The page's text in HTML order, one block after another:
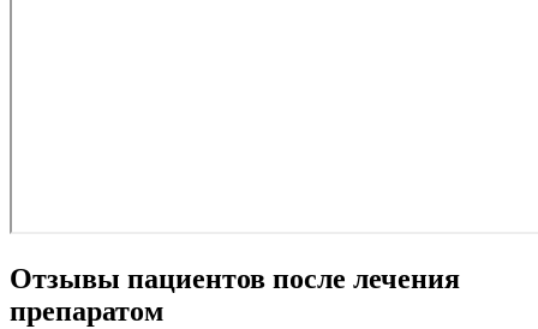
Отзывы пациентов после лечения
препаратом